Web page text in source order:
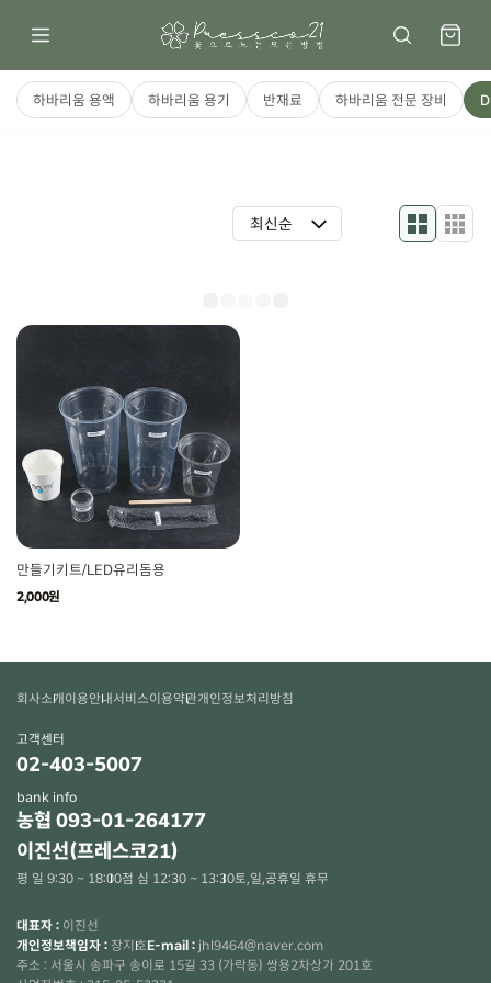
하바리움 용액 하바리움 용기 반재료 하바리움 전문 장비
만들기키트/LED유리돔용
2,000원
회사소개이용안내서비스이용약관개인정보처리방침
고객센터
02-403-5007
bank info
농협 093-01-264177
이진선(프레스코21)
평 일 9:30 ~ 18:00점 심 12:30 ~ 13:30토,일,공휴일 휴무
대표자 : 이진선
개인정보책임자 : 장지호E-mail : jhl9464@naver.com
주소 : 서울시 송파구 송이로 15길 33 (가락동) 쌍용2차상가 201호